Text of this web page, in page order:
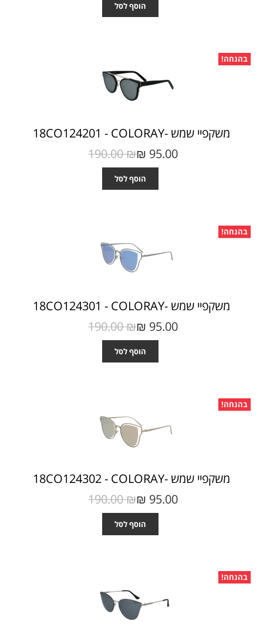
הוסף לסל
בהנחה!
משקפיי שמש -18CO124201 - COLORAY
95.00 ₪‎
190.00 ₪‎
הוסף לסל
בהנחה!
משקפיי שמש -18CO124301 - COLORAY
95.00 ₪‎
190.00 ₪‎
הוסף לסל
בהנחה!
משקפיי שמש -18CO124302 - COLORAY
95.00 ₪‎
190.00 ₪‎
הוסף לסל
בהנחה!